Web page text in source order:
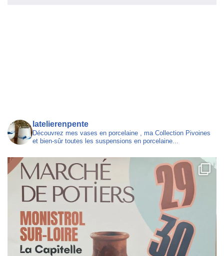
latelierenpente
Découvrez mes vases en porcelaine , ma Collection Pivoines
et bien-sûr toutes les suspensions en porcelaine...